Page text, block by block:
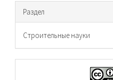
Раздел
Cтроительные науки